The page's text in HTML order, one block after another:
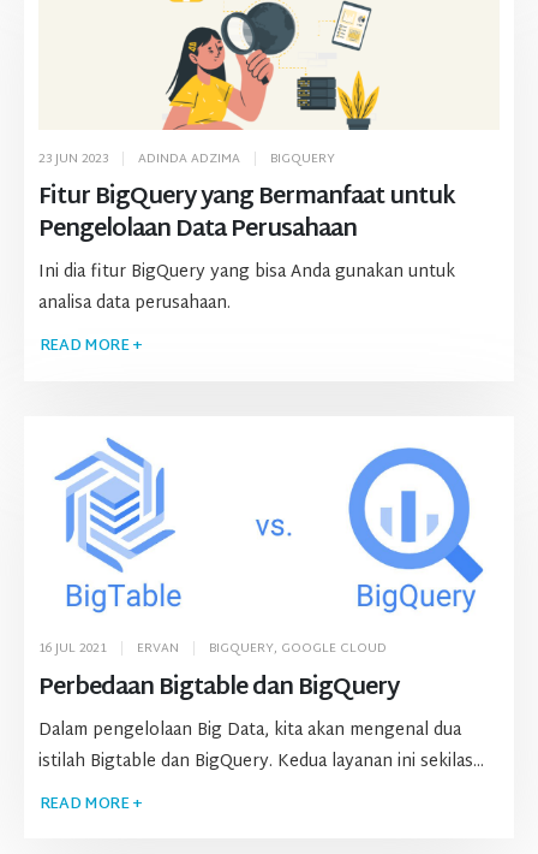
Fitur BigQuery yang Bermanfaat untuk
Pengelolaan Data Perusahaan
23 JUN 2023 ADINDA ADZIMA BIGQUERY
Ini dia fitur BigQuery yang bisa Anda gunakan untuk
analisa data perusahaan.
READ MORE +
Perbedaan Bigtable dan BigQuery
16 JUL 2021 ERVAN BIGQUERY, GOOGLE CLOUD
Dalam pengelolaan Big Data, kita akan mengenal dua
istilah Bigtable dan BigQuery. Kedua layanan ini sekilas...
READ MORE +